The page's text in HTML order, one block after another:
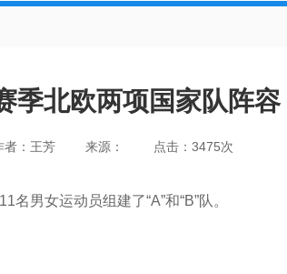
季北欧两项国家队阵容
者：王芳 来源： 点击：3475次
男女运动员组建了“A”和“B”队。